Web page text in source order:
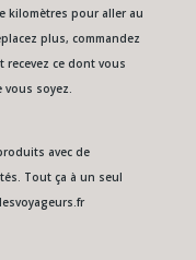
kilomètres pour aller au
plus, commandez
recevez ce dont vous
vous soyez.
avec de
Tout ça à un seul